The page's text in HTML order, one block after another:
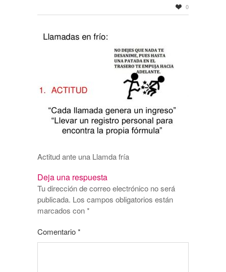
0
Actitud ante una Llamda fría
Deja una respuesta
Tu dirección de correo electrónico no será
publicada. Los campos obligatorios están
marcados con*
Comentario*